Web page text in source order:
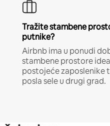
Tražite stambene
putnike?
Airbnb ima u ponudi
stambene prostore
postojeće zaposlenike
posla sele u drugi grad.